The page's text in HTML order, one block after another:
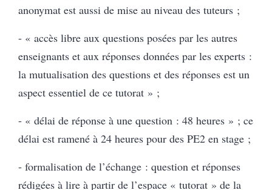
anonymat est aussi de mise au niveau des tuteurs ;
- « accès libre aux questions posées par les autres
enseignants et aux réponses données par les experts :
la mutualisation des questions et des réponses est un
aspect essentiel de ce tutorat » ;
- « délai de réponse à une question : 48 heures » ; ce
délai est ramené à 24 heures pour des PE2 en stage ;
- formalisation de l’échange : question et réponses
rédigées à lire à partir de l’espace « tutorat » de la